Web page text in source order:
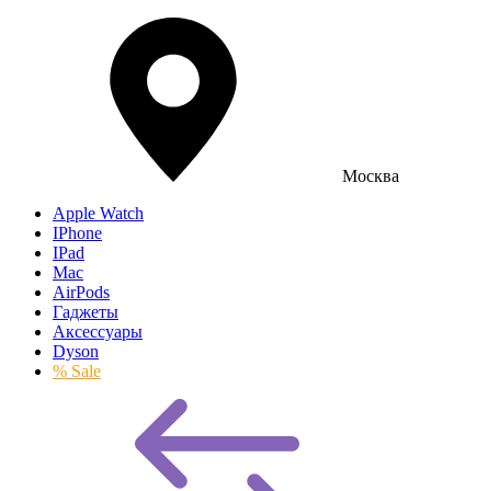
Москва
Apple Watch
IPhone
IPad
Mac
AirPods
Гаджеты
Аксессуары
Dyson
% Sale